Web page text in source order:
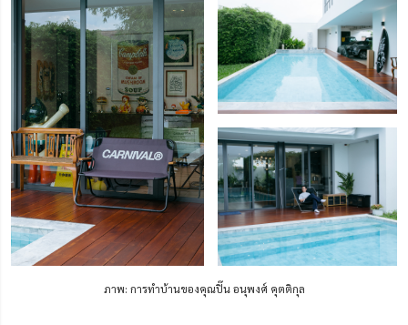
ภาพ: การทำบ้านของคุณปิ๊น อนุพงศ์ คุตติกุล